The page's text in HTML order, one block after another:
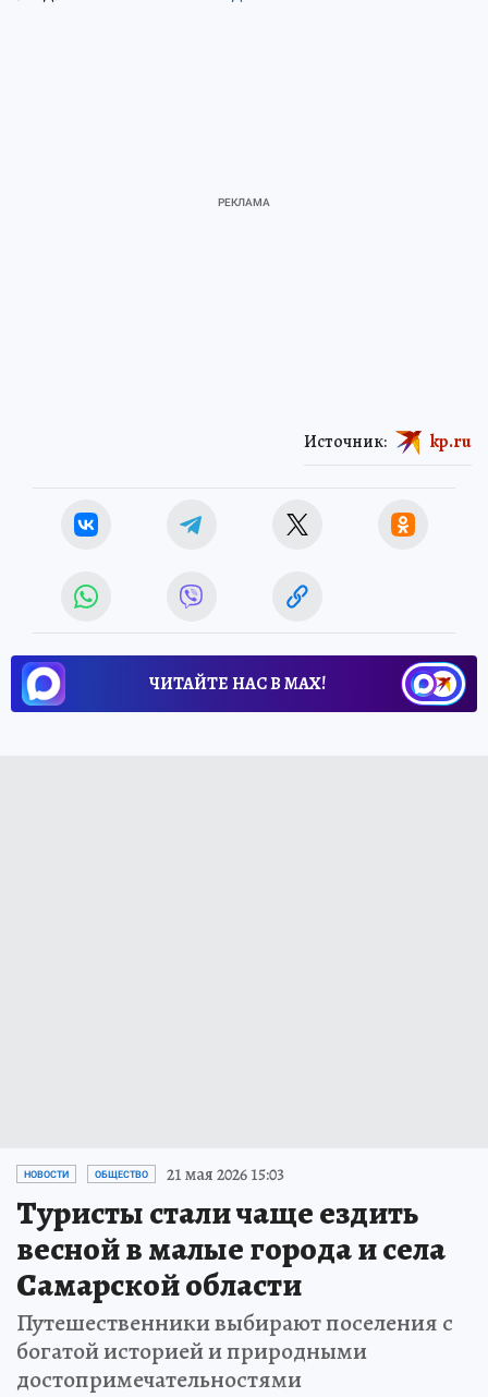
Источник: kp.ru
ЧИТАЙТЕ НАС В МАХ!
НОВОСТИ ОБЩЕСТВО 21 мая 2026 15:03
Туристы стали чаще ездить
весной в малые города и села
Самарской области
Путешественники выбирают поселения с
богатой историей и природными
достопримечательностями